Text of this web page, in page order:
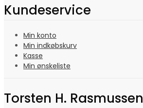
Kundeservice
Min konto
Min indkøbskurv
Kasse
Min ønskeliste
Torsten H. Rasmussen